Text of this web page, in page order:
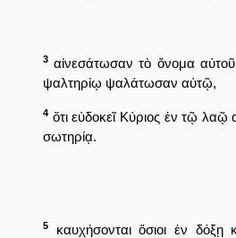
3 αἰνεσάτωσαν τὸ ὄνομα
ψαλτηρίῳ ψαλάτωσαν αὐτῷ,
4 ὅτι εὐδοκεῖ Κύριος ἐν τῷ λαῷ
σωτηρίᾳ.
5
καυχήσονται ὅσιοι ἐν δόξῃ